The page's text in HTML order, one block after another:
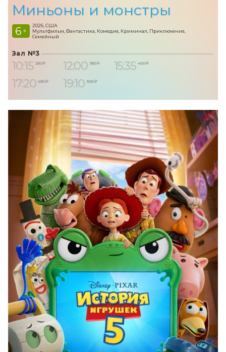
Миньоны и монстры
6 +
2026, США
Мультфильм, Фантастика, Комедия, Криминал, Приключения,
Семейный
Зал №3
10:15 250 ₽ 12:00 350 ₽ 15:35 400 ₽
17:20 450 ₽ 19:10 500 ₽